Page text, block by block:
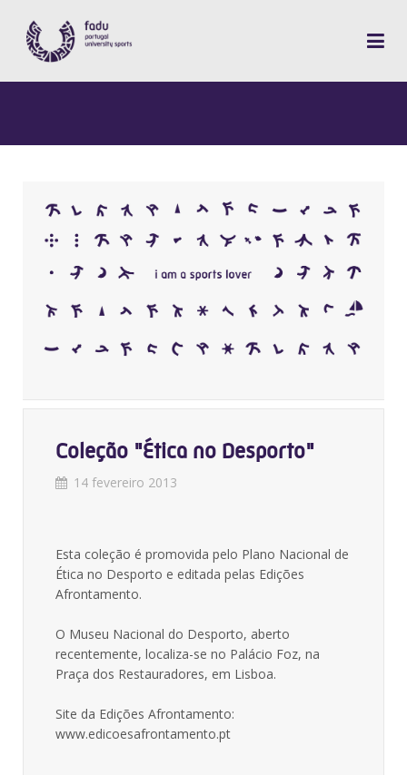
Coleção "Ética no Desporto"
14 fevereiro 2013
Esta coleção é promovida pelo Plano Nacional de
Ética no Desporto e editada pelas Edições
Afrontamento.
O Museu Nacional do Desporto, aberto
recentemente, localiza-se no Palácio Foz, na
Praça dos Restauradores, em Lisboa.
Site da Edições Afrontamento:
www.edicoesafrontamento.pt